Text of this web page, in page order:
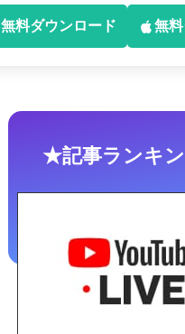
無料ダウンロード 無
★記事ランキ